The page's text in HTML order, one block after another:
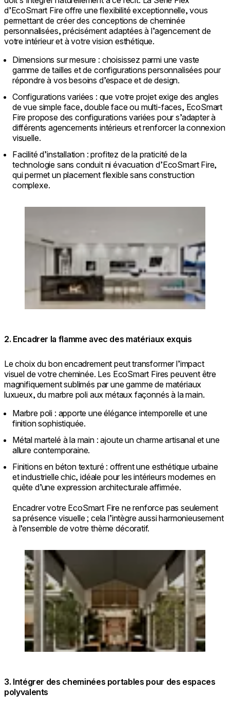
d’EcoSmart Fire offre une flexibilité exceptionnelle, vous
permettant de créer des conceptions de cheminée
personnalisées, précisément adaptées à l’agencement de
votre intérieur et à votre vision esthétique.
Dimensions sur mesure : choisissez parmi une vaste
gamme de tailles et de configurations personnalisées pour
répondre à vos besoins d’espace et de design.
Configurations variées : que votre projet exige des angles
de vue simple face, double face ou multi-faces, EcoSmart
Fire propose des configurations variées pour s’adapter à
différents agencements intérieurs et renforcer la connexion
visuelle.
Facilité d’installation : profitez de la praticité de la
technologie sans conduit ni évacuation d’EcoSmart Fire,
qui permet un placement flexible sans construction
complexe.
2. Encadrer la flamme avec des matériaux exquis
Le choix du bon encadrement peut transformer l’impact
visuel de votre cheminée. Les EcoSmart Fires peuvent être
magnifiquement sublimés par une gamme de matériaux
luxueux, du marbre poli aux métaux façonnés à la main.
Marbre poli : apporte une élégance intemporelle et une
finition sophistiquée.
Métal martelé à la main : ajoute un charme artisanal et une
allure contemporaine.
Finitions en béton texturé : offrent une esthétique urbaine
et industrielle chic, idéale pour les intérieurs modernes en
quête d’une expression architecturale affirmée.
Encadrer votre EcoSmart Fire ne renforce pas seulement
sa présence visuelle ; cela l’intègre aussi harmonieusement
à l’ensemble de votre thème décoratif.
Loading image...
3. Intégrer des cheminées portables pour des espaces
polyvalents